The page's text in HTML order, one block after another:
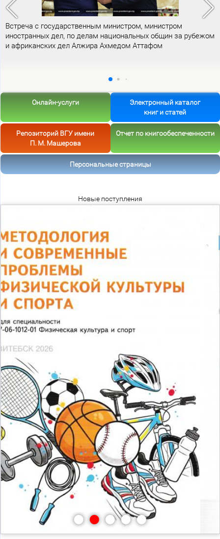
Встреча с государственным министром, министром
иностранных дел, по делам национальных общин за рубежом
и африканских дел Алжира Ахмедом Аттафом
Онлайн-услуги
Электронный каталог
книг и статей
Репозиторий ВГУ имени
П. М. Машерова
Отчет по книгообеспеченности
Персональные страницы
Новые поступления
•••••